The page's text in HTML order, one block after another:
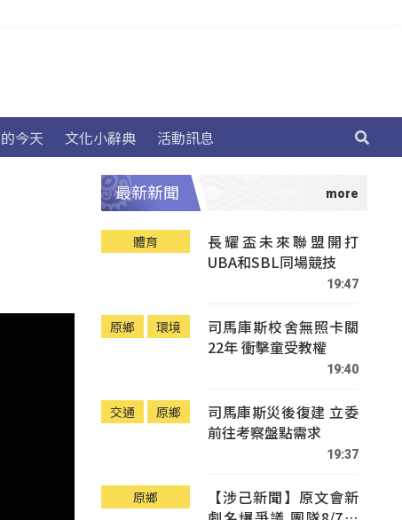
今天 文化小辭典 活動訊息
最新新聞
體育
長耀盃未來聯盟開打
UBA和SBL同場競技
19:47
原鄉 環境
司馬庫斯校舍無照卡關
22年 衝擊童受教權
19:40
交通 原鄉
司馬庫斯災後復建 立委
前往考察盤點需求
19:37
原鄉
【涉己新聞】原文會新